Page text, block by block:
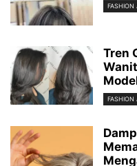
FASHION
Tren
FASHION